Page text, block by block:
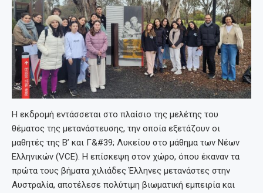
Η εκδρομή εντάσσεται στο πλαίσιο της μελέτης του
θέματος της μετανάστευσης, την οποία εξετάζουν οι
μαθητές της Β’ και Γ&#39; Λυκείου στο μάθημα των Νέων
Ελληνικών (VCE). Η επίσκεψη στον χώρο, όπου έκαναν τα
πρώτα τους βήματα χιλιάδες Έλληνες μετανάστες στην
Αυστραλία, αποτέλεσε πολύτιμη βιωματική εμπειρία και